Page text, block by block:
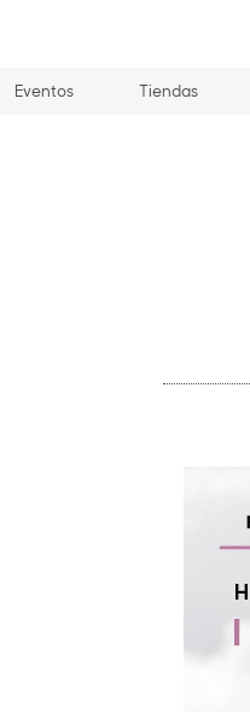
Eventos Tiendas